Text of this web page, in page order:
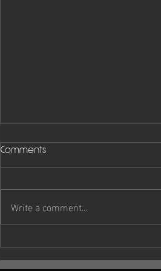
Οκτωβρίου
Comments
Write a comment...